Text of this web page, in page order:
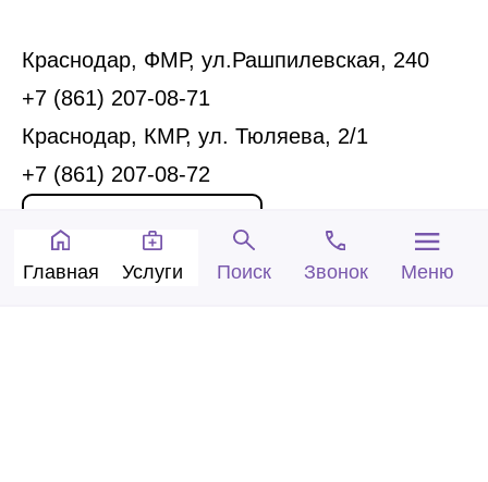
Краснодар, ФМР, ул.Рашпилевская, 240
+7 (861) 207-08-71
Краснодар, КМР, ул. Тюляева, 2/1
+7 (861) 207-08-72
Запись на прием
Обратный звонок
Главная Услуги Поиск Звонок Меню